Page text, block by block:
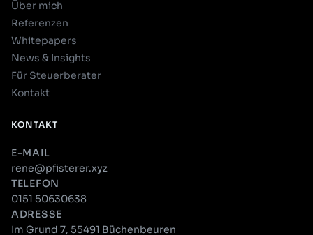
Über mich
Referenzen
Whitepapers
News & Insights
Für Steuerberater
Kontakt
KONTAKT
E-MAIL
rene@pfisterer.xyz
TELEFON
0151 50630638
ADRESSE
Im Grund 7, 55491 Büchenbeuren